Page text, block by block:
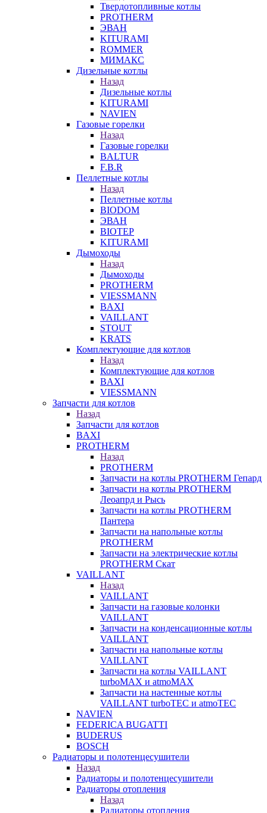
Твердотопливные котлы
PROTHERM
ЭВАН
KITURAMI
ROMMER
МИМАКС
Дизельные котлы
Назад
Дизельные котлы
KITURAMI
NAVIEN
Газовые горелки
Назад
Газовые горелки
BALTUR
F.B.R
Пеллетные котлы
Назад
Пеллетные котлы
BIODOM
ЭВАН
BIOTEP
KITURAMI
Дымоходы
Назад
Дымоходы
PROTHERM
VIESSMANN
BAXI
VAILLANT
STOUT
KRATS
Комплектующие для котлов
Назад
Комплектующие для котлов
BAXI
VIESSMANN
Запчасти для котлов
Назад
Запчасти для котлов
BAXI
PROTHERM
Назад
PROTHERM
Запчасти на котлы PROTHERM Гепард
Запчасти на котлы PROTHERM
Леоапрд и Рысь
Запчасти на котлы PROTHERM
Пантера
Запчасти на напольные котлы
PROTHERM
Запчасти на электрические котлы
PROTHERM Скат
VAILLANT
Назад
VAILLANT
Запчасти на газовые колонки
VAILLANT
Запчасти на конденсационные котлы
VAILLANT
Запчасти на напольные котлы
VAILLANT
Запчасти на котлы VAILLANT
turboMAX и atmoMAX
Запчасти на настенные котлы
VAILLANT turboTEC и atmoTEC
NAVIEN
FEDERICA BUGATTI
BUDERUS
BOSCH
Радиаторы и полотенцесушители
Назад
Радиаторы и полотенцесушители
Радиаторы отопления
Назад
Радиаторы отопления